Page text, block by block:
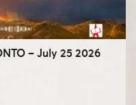
– July 25 2026